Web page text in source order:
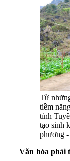
Từ
tiềm
tỉnh
tạo sinh
phương
Văn hóa phải